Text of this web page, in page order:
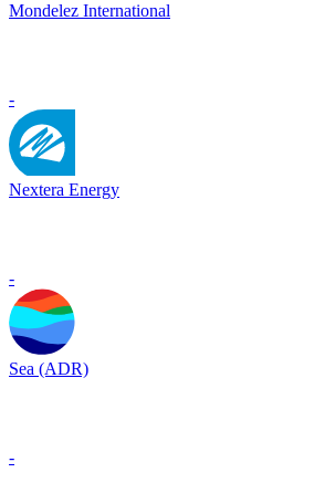
Mondelez International
-
Nextera Energy
-
Sea (ADR)
-